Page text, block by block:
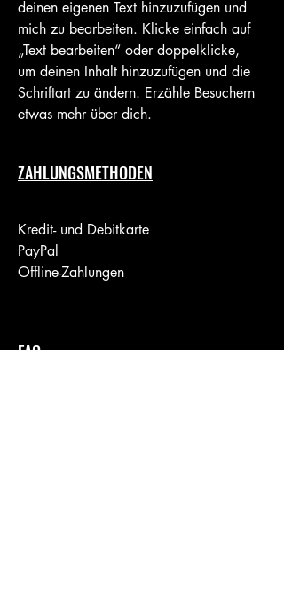
deinen eigenen Text hinzuzufügen und
mich zu bearbeiten. Klicke einfach auf
„Text bearbeiten“ oder doppelklicke,
um deinen Inhalt hinzuzufügen und die
Schriftart zu ändern. Erzähle Besuchern
etwas mehr über dich.
ZAHLUNGSMETHODEN
Kredit- und Debitkarte
PayPal
Offline-Zahlungen
FAQ